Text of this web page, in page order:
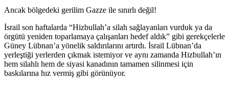
Ancak bölgedeki gerilim Gazze ile sınırlı değil!
İsrail son haftalarda “Hizbullah’a silah sağlayanları vurduk ya da
örgütü yeniden toparlamaya çalışanları hedef aldık” gibi gerekçelerle
Güney Lübnan’a yönelik saldırılarını artırdı. İsrail Lübnan’da
yerleştiği yerlerden çıkmak istemiyor ve aynı zamanda Hizbullah’ın
hem silahlı hem de siyasi kanadının tamamen silinmesi için
baskılarına hız vermiş gibi görünüyor.